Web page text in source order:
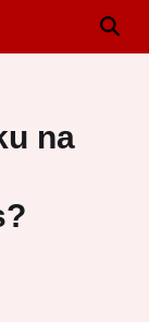
na